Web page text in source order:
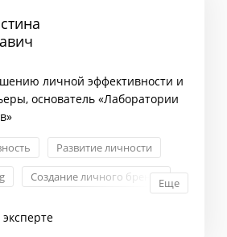
личной эффективности и
основатель «Лаборатории
Развитие личности
Создание личного брендаЕще